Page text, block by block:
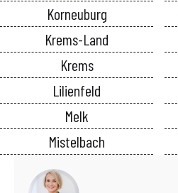
Korneuburg
Krems-Land
Krems
Lilienfeld
Melk
Mistelbach